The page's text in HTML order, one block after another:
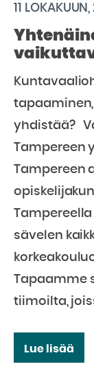
11
yhdistää?
Tampereen
Tampereen
sävelen
Tapaamme
tiimoilta,
Lue lisää